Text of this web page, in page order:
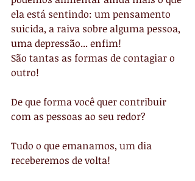
ela está sentindo: um pensamento
suicida, a raiva sobre alguma pessoa,
uma depressão... enfim!
São tantas as formas de contagiar o
outro!
De que forma você quer contribuir
com as pessoas ao seu redor?
Tudo o que emanamos, um dia
receberemos de volta!